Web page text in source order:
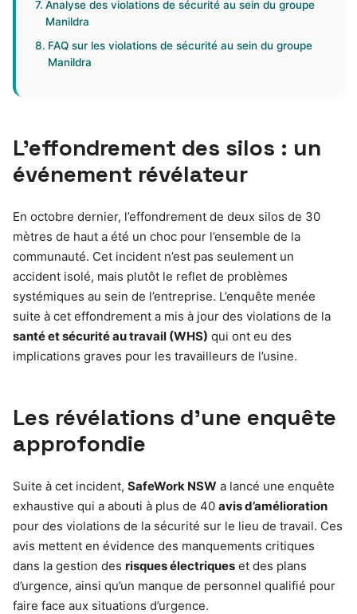
Analyse des violations de sécurité au sein du groupe
Manildra
FAQ sur les violations de sécurité au sein du groupe
Manildra
L’effondrement des silos : un
événement révélateur
En octobre dernier, l’effondrement de deux silos de 30
mètres de haut a été un choc pour l’ensemble de la
communauté. Cet incident n’est pas seulement un
accident isolé, mais plutôt le reflet de problèmes
systémiques au sein de l’entreprise. L’enquête menée
suite à cet effondrement a mis à jour des violations de la
santé et sécurité au travail (WHS) qui ont eu des
implications graves pour les travailleurs de l’usine.
Les révélations d’une enquête
approfondie
Suite à cet incident, SafeWork NSW a lancé une enquête
exhaustive qui a abouti à plus de 40 avis d’amélioration
pour des violations de la sécurité sur le lieu de travail. Ces
avis mettent en évidence des manquements critiques
dans la gestion des risques électriques et des plans
d’urgence, ainsi qu’un manque de personnel qualifié pour
faire face aux situations d’urgence.